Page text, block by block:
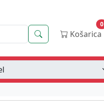
Iskanje Košarica
0